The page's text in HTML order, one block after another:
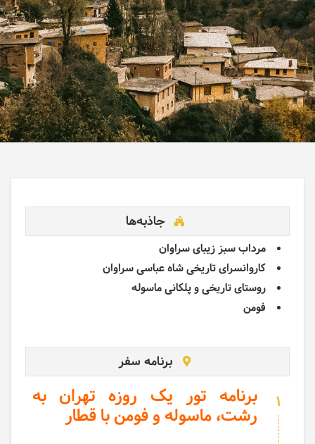
جاذبه‌ها
مرداب سبز زیبای سراوان
کاروانسرای تاریخی شاه عباسی سراوان
روستای تاریخی و پلکانی ماسوله
فومن
برنامه سفر
1 برنامه تور یک روزه تهران به
رشت، ماسوله و فومن با قطار